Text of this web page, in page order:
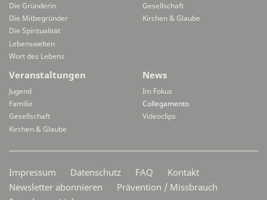
Die Gründerin
Die Mitbegründer
Die Spiritualität
Lebenswelten
Wort des Lebens
Gesellschaft
Kirchen & Glaube
Veranstaltungen
Jugend
Familie
Gesellschaft
Kirchen & Glaube
News
Im Fokus
Collegamento
Videoclips
Impressum Datenschutz FAQ
Kontakt
Newsletter abonnieren
Prävention / Missbrauch